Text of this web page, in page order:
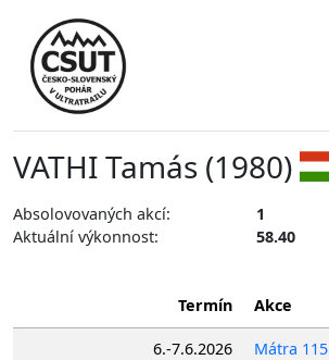
VATHI Tamás (1980)
Absolovovaných akcí: 1
Aktuální výkonnost:
58.40
Termín Akce
6.-7.6.2026 Mátra 115